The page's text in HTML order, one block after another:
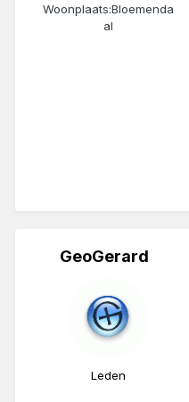
Woonplaats:Bloemenda
al
GeoGerard
Leden